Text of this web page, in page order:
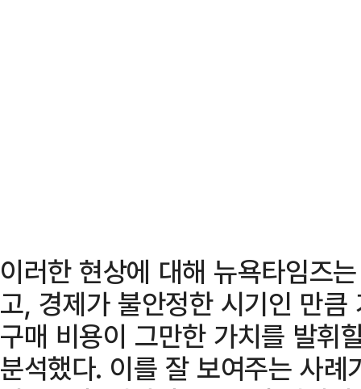
이러한 현상에 대해 뉴욕타임즈
고, 경제가 불안정한 시기인 만
구매 비용이 그만한 가치를 발휘
분석했다. 이를 잘 보여주는 사